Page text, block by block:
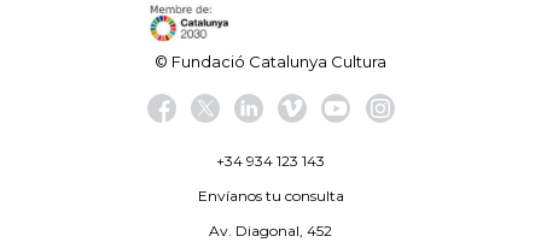
© Fundació Catalunya Cultura
+34 934 123 143
Envíanos tu consulta
Av. Diagonal, 452